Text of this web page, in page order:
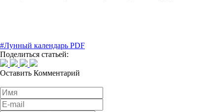
#Лунный календарь PDF
Поделиться статьей:
Оставить Комментарий